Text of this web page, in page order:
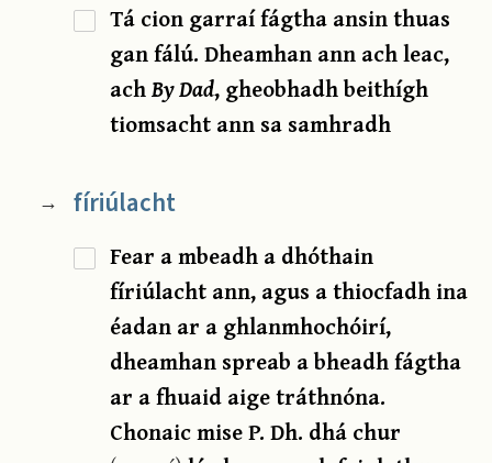
Tá cion garraí fágtha ansin thuas
gan fálú. Dheamhan ann ach leac,
achBy Dad, gheobhadh beithígh
tiomsacht ann sa samhradh
→ fíriúlacht
Fear a mbeadh a dhóthain
fíriúlacht ann, agus a thiocfadh ina
éadan ar a ghlanmhochóirí,
dheamhan spreab a bheadh fágtha
ar a fhuaid aige tráthnóna.
Chonaic mise P. Dh. dhá chur